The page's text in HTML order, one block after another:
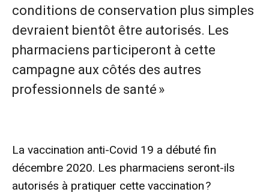
conditions de conservation plus simples
devraient bientôt être autorisés. Les
pharmaciens participeront à cette
campagne aux côtés des autres
professionnels de santé »
La vaccination anti-Covid 19 a débuté fin
décembre 2020. Les pharmaciens seront-ils
autorisés à pratiquer cette vaccination ?